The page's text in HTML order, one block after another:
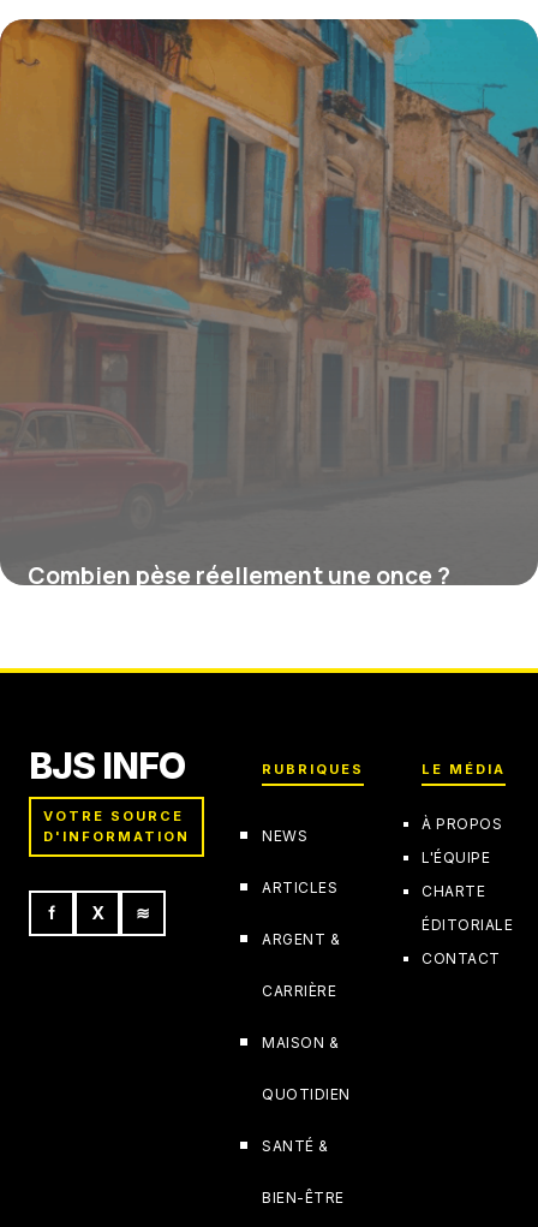
transmettre 100 000 euros efficacement
15 juin 2026
Combien pèse réellement une once ?
BJS INFO
VOTRE SOURCE
D'INFORMATION
f X ≋
RUBRIQUES
NEWS
ARTICLES
ARGENT &
CARRIÈRE
MAISON &
QUOTIDIEN
SANTÉ &
BIEN-ÊTRE
LE MÉDIA
À PROPOS
L'ÉQUIPE
CHARTE
ÉDITORIALE
CONTACT